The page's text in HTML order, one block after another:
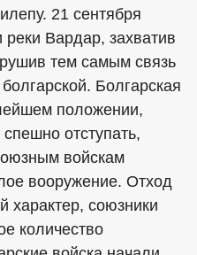
21 сентября
Вардар, захватив
тем самым связь
Болгарская
положении,
отступать,
войскам
вооружение. Отход
характер, союзники
количество